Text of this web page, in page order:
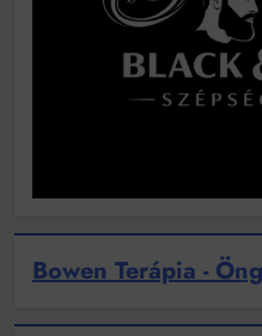
Bowen Terápia -